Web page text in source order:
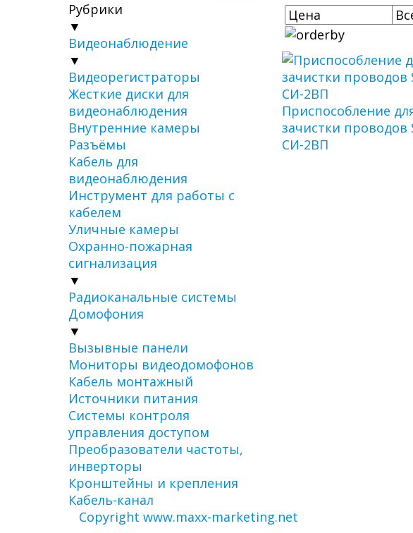
Рубрики
▼
Видеонаблюдение
▼
Видеорегистраторы
Жесткие диски для
видеонаблюдения
Внутренние камеры
Разъёмы
Кабель для
видеонаблюдения
Инструмент для работы с
кабелем
Уличные камеры
Охранно-пожарная
сигнализация
▼
Радиоканальные системы
Домофония
▼
Вызывные панели
Мониторы видеодомофонов
Кабель монтажный
Источники питания
Системы контроля
управления доступом
Преобразователи частоты,
инверторы
Кронштейны и крепления
Кабель-канал
Приспособление
зачистки проводов
СИ-2ВП
Copyright www.maxx-marketing.net